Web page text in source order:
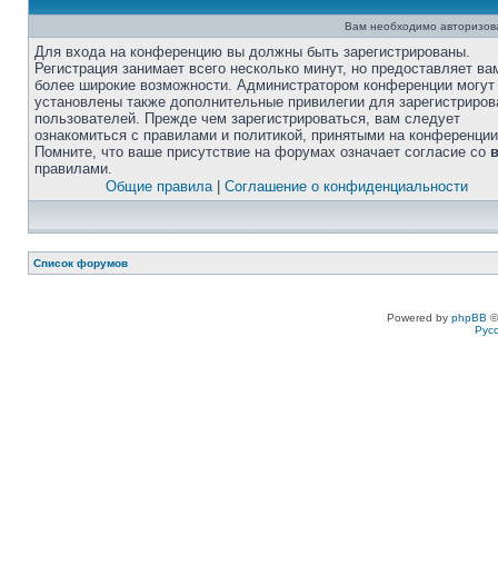
Вам необходимо
Для входа на конференцию вы должны быть зарегистрированы.
Регистрация занимает всего несколько минут, но предоставляет
более широкие возможности. Администратором конференции
установлены также дополнительные привилегии для
пользователей. Прежде чем зарегистрироваться, вам следует
ознакомиться с правилами и политикой, принятыми на
Помните, что ваше присутствие на форумах означает согласие со
правилами.
Общие правила| Соглашение о конфиденциальности
Список форумов
Powered by phpBB